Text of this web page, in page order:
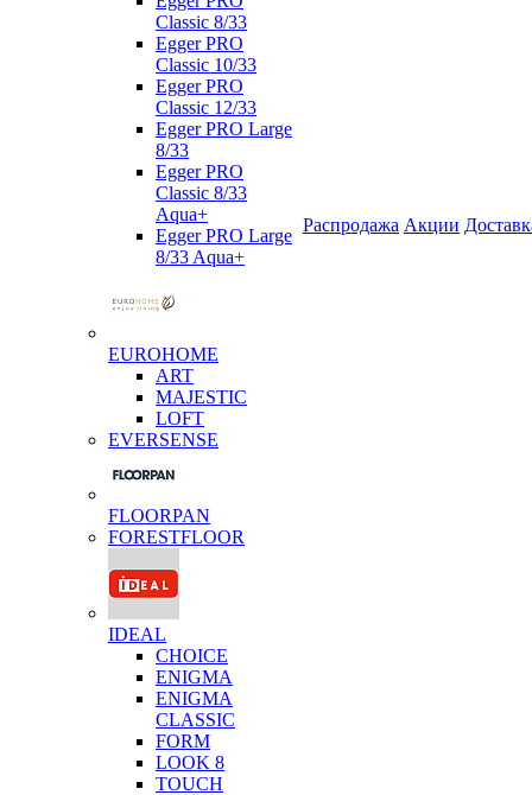
Classic 8/33
Egger PRO
Classic 10/33
Egger PRO
Classic 12/33
Egger PRO Large
8/33
Egger PRO
Classic 8/33
Aqua+
Egger PRO Large
8/33 Aqua+
EUROHOME
ART
MAJESTIC
LOFT
EVERSENSE
FLOORPAN
FORESTFLOOR
IDEAL
CHOICE
ENIGMA
ENIGMA
CLASSIC
FORM
LOOK 8
TOUCH
Распродажа Акции